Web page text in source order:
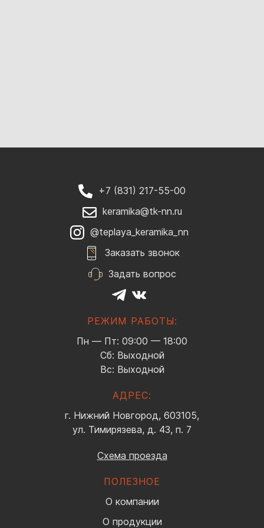
+7 (831) 217-55-00
keramika@tk-nn.ru
@teplaya_keramika_nn
Заказать звонок
Задать вопрос
РЕЖИМ РАБОТЫ:
Пн — Пт: 09:00 — 18:00
Сб: Выходной
Вс: Выходной
АДРЕС:
г. Нижний Новгород, 603105,
ул. Тимирязева, д. 43, п. 7
Схема проезда
ПОЛЕЗНОЕ
О компании
О продукции